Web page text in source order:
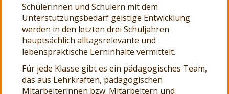
Schülerinnen und Schülern mit dem
Unterstützungsbedarf geistige Entwicklung
werden in den letzten drei Schuljahren
hauptsächlich alltagsrelevante und
lebenspraktische Lerninhalte vermittelt.
Für jede Klasse gibt es ein pädagogisches Team,
das aus Lehrkräften, pädagogischen
Mitarbeiterinnen bzw. Mitarbeitern und